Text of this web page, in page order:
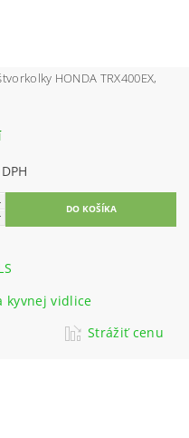
HONDA TRX400EX,
DPH
kyvnej vidlice
Strážiť cenu